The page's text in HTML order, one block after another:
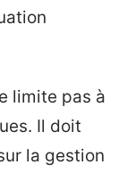
limite pas à
Il doit
la gestion